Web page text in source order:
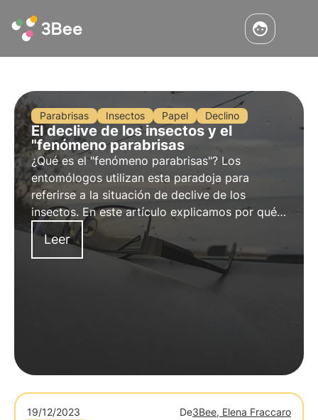
Parabrisas Insectos Papel Declino
El declive de los insectos y el
"fenómeno parabrisas
¿Qué es el "fenómeno parabrisas"? Los
entomólogos utilizan esta paradoja para
referirse a la situación de declive de los
insectos. En este artículo explicamos por qué
tener un parabrisas limpio en nuestros coches
es una señal de alarma que no debemos
subestimar.
Leer
19/12/2023 De3Bee, Elena Fraccaro